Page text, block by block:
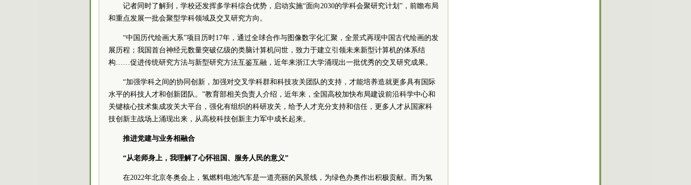
记者同时了解到，学校还发挥多学科综合优势，启动实施“面向2030的学科会聚研究计划”，前瞻布局
和重点发展一批会聚型学科领域及交叉研究方向。
“中国历代绘画大系”项目历时17年，通过全球合作与图像数字化汇聚，全景式再现中国古代绘画的发
展历程；我国首台神经元数量突破亿级的类脑计算机问世，致力于建立引领未来新型计算机的体系结
构……促进传统研究方法与新型研究方法互鉴互融，近年来浙江大学涌现出一批优秀的交叉研究成果。
“加强学科之间的协同创新，加强对交叉学科群和科技攻关团队的支持，才能培养造就更多具有国际
水平的科技人才和创新团队。”教育部相关负责人介绍，近年来，全国高校加快布局建设前沿科学中心和
关键核心技术集成攻关大平台，强化有组织的科研攻关，给予人才充分支持和信任，更多人才从国家科
技创新主战场上涌现出来，从高校科技创新主力军中成长起来。
推进党建与业务相融合
“从老师身上，我理解了心怀祖国、服务人民的意义”
在2022年北京冬奥会上，氢燃料电池汽车是一道亮丽的风景线，为绿色办奥作出积极贡献。而为氢